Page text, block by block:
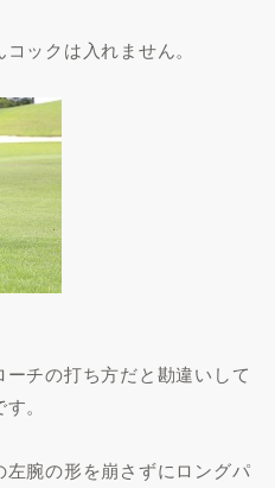
ックは入れません。
チの打ち方だと勘違いして
。
腕の形を崩さずにロングパ